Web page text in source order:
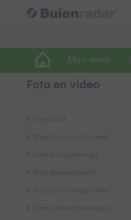
Mijn weer
Foto en video
Uitgelicht
Weerfoto van de week
Laatst toegevoegd
Best gewaardeerd
Populaire categorieën
Foto/video toevoegen